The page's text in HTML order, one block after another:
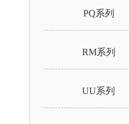
PQ系列
RM系列
UU系列